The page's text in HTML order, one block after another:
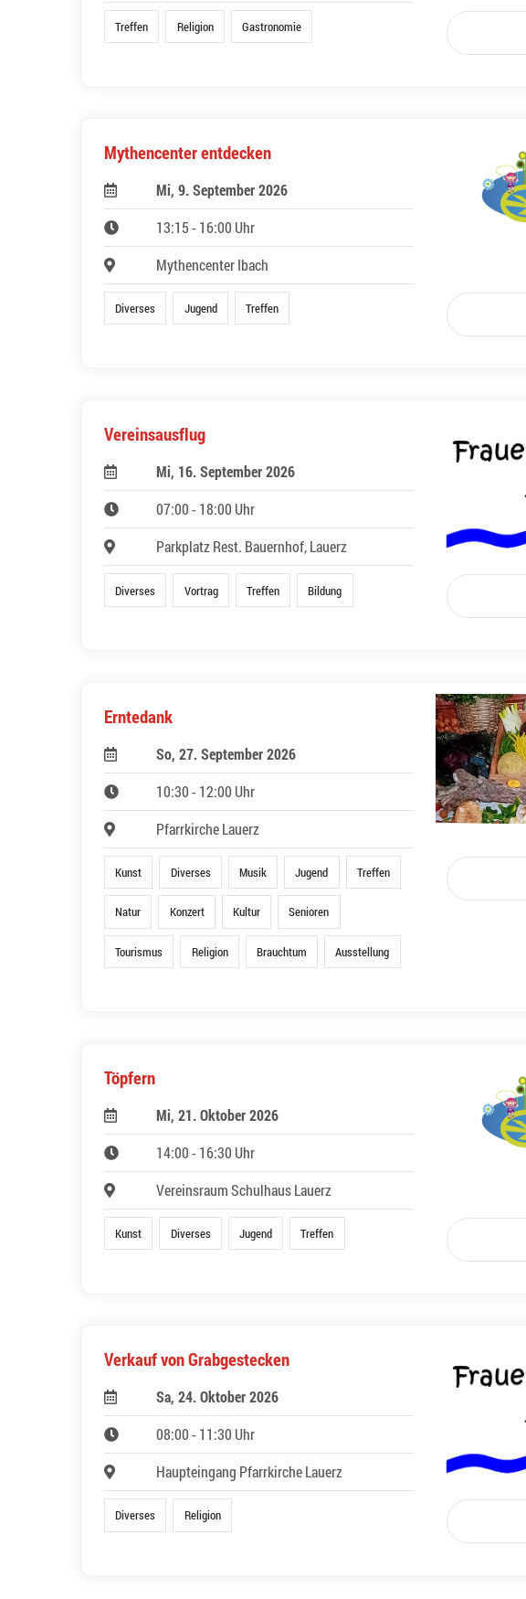
Treffen Religion Gastronomie
Mythencenter entdecken
Mi, 9. September 2026
13:15 - 16:00 Uhr
Mythencenter Ibach
Diverses Jugend Treffen
Vereinsausflug
Mi, 16. September 2026
07:00 - 18:00 Uhr
Parkplatz Rest. Bauernhof, Lauerz
Diverses Vortrag Treffen Bildung
Erntedank
So, 27. September 2026
10:30 - 12:00 Uhr
Pfarrkirche Lauerz
Kunst Diverses Musik Jugend Treffen
Natur Konzert Kultur Senioren
Tourismus Religion Brauchtum Ausstellung
Töpfern
Mi, 21. Oktober 2026
14:00 - 16:30 Uhr
Vereinsraum Schulhaus Lauerz
Kunst Diverses Jugend Treffen
Verkauf von Grabgestecken
Sa, 24. Oktober 2026
08:00 - 11:30 Uhr
Haupteingang Pfarrkirche Lauerz
Diverses Religion